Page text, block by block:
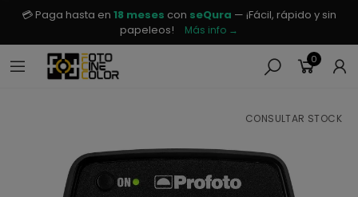
💳 Paga hasta en 18 meses con seQura — ¡Fácil, rápido y sin
papeleos!
Más info →
0
CONSULTAR STOCK